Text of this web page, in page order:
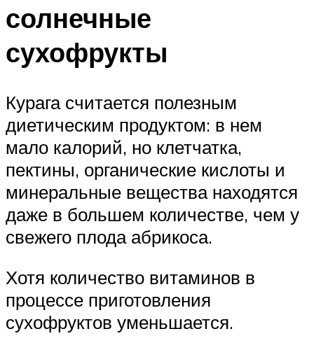
солнечные
сухофрукты
Курага считается полезным
диетическим продуктом: в нем
мало калорий, но клетчатка,
пектины, органические кислоты и
минеральные вещества находятся
даже в большем количестве, чем у
свежего плода абрикоса.
Хотя количество витаминов в
процессе приготовления
сухофруктов уменьшается.